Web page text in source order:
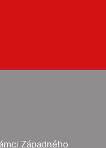
Západného